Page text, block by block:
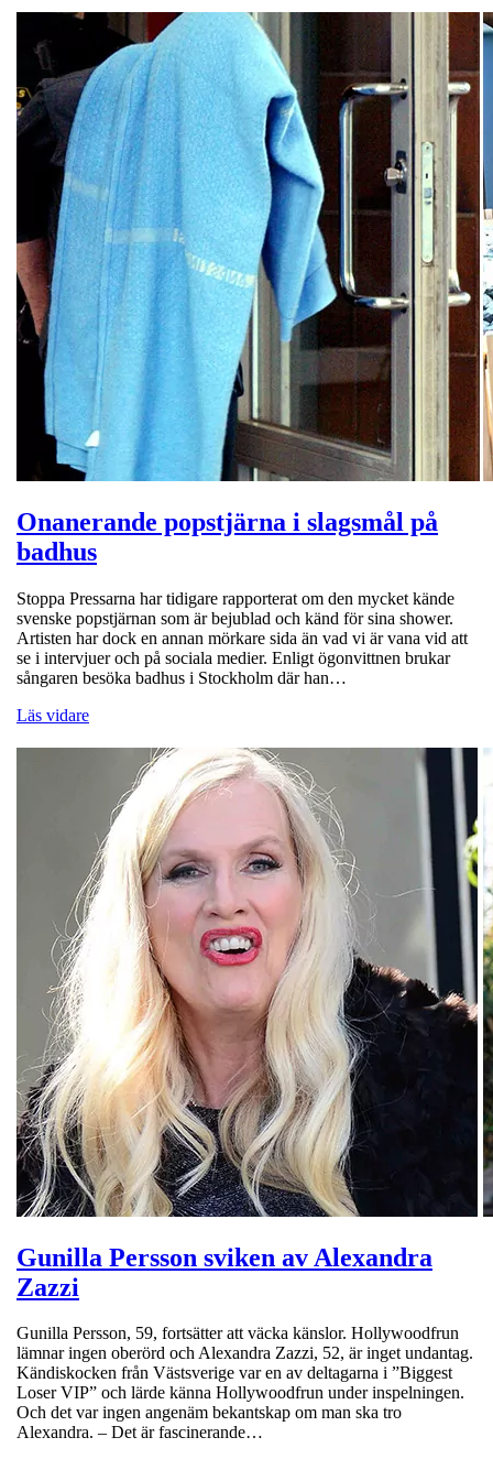
Onanerande popstjärna i slagsmål på
badhus
Stoppa Pressarna har tidigare rapporterat om den mycket kände
svenske popstjärnan som är bejublad och känd för sina shower.
Artisten har dock en annan mörkare sida än vad vi är vana vid att
se i intervjuer och på sociala medier. Enligt ögonvittnen brukar
sångaren besöka badhus i Stockholm där han…
Läs vidare
Gunilla Persson sviken av Alexandra
Zazzi
Gunilla Persson, 59, fortsätter att väcka känslor. Hollywoodfrun
lämnar ingen oberörd och Alexandra Zazzi, 52, är inget undantag.
Kändiskocken från Västsverige var en av deltagarna i ”Biggest
Loser VIP” och lärde känna Hollywoodfrun under inspelningen.
Och det var ingen angenäm bekantskap om man ska tro
Alexandra. – Det är fascinerande…